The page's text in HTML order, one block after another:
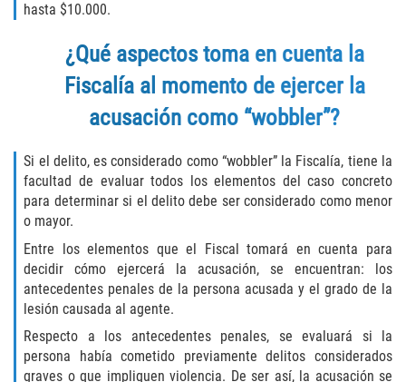
Invasión de Propiedad Ajena
Vandalismo
Audiencia Administrativa del DMV
Conducción Imprudente con
Presencia de Alcohol
Conducción Imprudente sin Presencia
de Alcohol
Cuarta Ofensa de DUI
hasta $10.000.
¿Qué aspectos toma en cuenta la
Fiscalía al momento de ejercer la
acusación como “wobbler”?
Si el delito, es considerado como “wobbler” la Fiscalía, tiene la
facultad de evaluar todos los elementos del caso concreto
para determinar si el delito debe ser considerado como menor
o mayor.
Entre los elementos que el Fiscal tomará en cuenta para
decidir cómo ejercerá la acusación, se encuentran: los
antecedentes penales de la persona acusada y el grado de la
lesión causada al agente.
Respecto a los antecedentes penales, se evaluará si la
persona había cometido previamente delitos considerados
graves o que impliquen violencia. De ser así, la acusación se